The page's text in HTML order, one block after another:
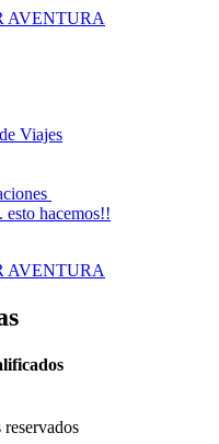
AVENTURA
Viajes
esto hacemos!!
AVENTURA